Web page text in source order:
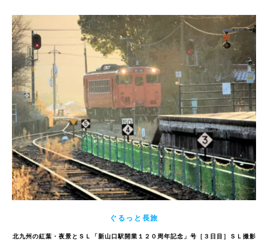
ぐるっと長旅
北九州の紅葉・夜景とＳＬ「新山口駅開業１２０周年記念」号［３日目］ＳＬ撮影